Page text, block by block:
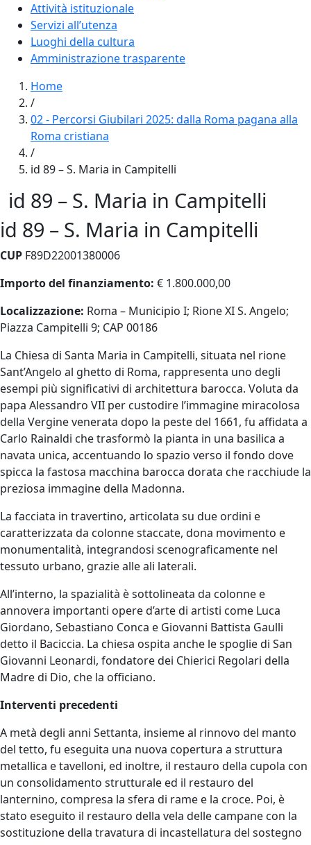
Attività istituzionale
Servizi all’utenza
Luoghi della cultura
Amministrazione trasparente
Home
/
02 - Percorsi Giubilari 2025: dalla Roma pagana alla
Roma cristiana
/
id 89 – S. Maria in Campitelli
id 89 – S. Maria in Campitelli
id 89 – S. Maria in Campitelli
CUP F89D22001380006
Importo del finanziamento: € 1.800.000,00
Localizzazione: Roma – Municipio I; Rione XI S. Angelo;
Piazza Campitelli 9; CAP 00186
La Chiesa di Santa Maria in Campitelli, situata nel rione
Sant’Angelo al ghetto di Roma, rappresenta uno degli
esempi più significativi di architettura barocca. Voluta da
papa Alessandro VII per custodire l’immagine miracolosa
della Vergine venerata dopo la peste del 1661, fu affidata a
Carlo Rainaldi che trasformò la pianta in una basilica a
navata unica, accentuando lo spazio verso il fondo dove
spicca la fastosa macchina barocca dorata che racchiude la
preziosa immagine della Madonna.
La facciata in travertino, articolata su due ordini e
caratterizzata da colonne staccate, dona movimento e
monumentalità, integrandosi scenograficamente nel
tessuto urbano, grazie alle ali laterali.
All’interno, la spazialità è sottolineata da colonne e
annovera importanti opere d’arte di artisti come Luca
Giordano, Sebastiano Conca e Giovanni Battista Gaulli
detto il Baciccia. La chiesa ospita anche le spoglie di San
Giovanni Leonardi, fondatore dei Chierici Regolari della
Madre di Dio, che la officiano.
Interventi precedenti
A metà degli anni Settanta, insieme al rinnovo del manto
del tetto, fu eseguita una nuova copertura a struttura
metallica e tavelloni, ed inoltre, il restauro della cupola con
un consolidamento strutturale ed il restauro del
lanternino, compresa la sfera di rame e la croce. Poi, è
stato eseguito il restauro della vela delle campane con la
sostituzione della travatura di incastellatura del sostegno